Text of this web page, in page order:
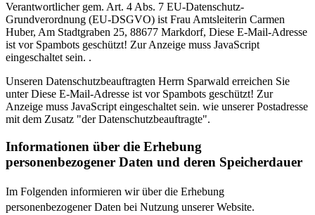
Verantwortlicher gem. Art. 4 Abs. 7 EU-Datenschutz-
Grundverordnung (EU-DSGVO) ist Frau Amtsleiterin Carmen
Huber, Am Stadtgraben 25, 88677 Markdorf, Diese E-Mail-Adresse
ist vor Spambots geschützt! Zur Anzeige muss JavaScript
eingeschaltet sein. .
Unseren Datenschutzbeauftragten Herrn Sparwald erreichen Sie
unterDiese E-Mail-Adresse ist vor Spambots geschützt! Zur
Anzeige muss JavaScript eingeschaltet sein. wie unserer Postadresse
mit dem Zusatz "der Datenschutzbeauftragte".
Informationen über die Erhebung
personenbezogener Daten und deren Speicherdauer
Im Folgenden informieren wir über die Erhebung
personenbezogener Daten bei Nutzung unserer Website.